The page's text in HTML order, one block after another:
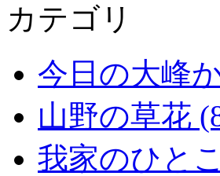
カテゴリ
今日の大峰
山野の草花
我家のひと